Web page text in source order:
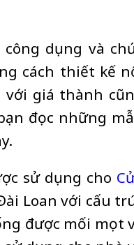
dụng và
cách thiết kế
giá thành
đọc những
sử dụng cho
Loan với cấu
được mối mọt